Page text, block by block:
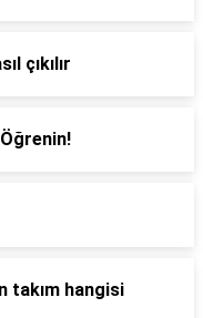
çıkılır
takım hangisi